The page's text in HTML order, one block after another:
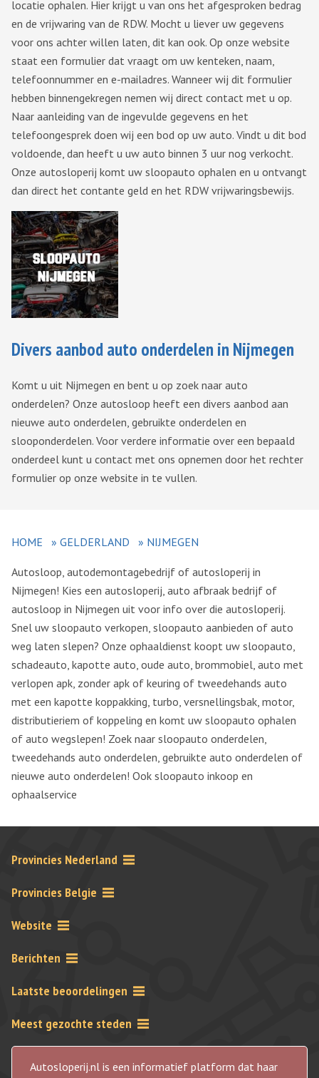
locatie ophalen. Hier krijgt u van ons het afgesproken bedrag
en de vrijwaring van de RDW. Mocht u liever uw gegevens
voor ons achter willen laten, dit kan ook. Op onze website
staat een formulier dat vraagt om uw kenteken, naam,
telefoonnummer en e-mailadres. Wanneer wij dit formulier
hebben binnengekregen nemen wij direct contact met u op.
Naar aanleiding van de ingevulde gegevens en het
telefoongesprek doen wij een bod op uw auto. Vindt u dit bod
voldoende, dan heeft u uw auto binnen 3 uur nog verkocht.
Onze autosloperij komt uw sloopauto ophalen en u ontvangt
dan direct het contante geld en het RDW vrijwaringsbewijs.
Divers aanbod auto onderdelen in Nijmegen
Komt u uit Nijmegen en bent u op zoek naar auto
onderdelen? Onze autosloop heeft een divers aanbod aan
nieuwe auto onderdelen, gebruikte onderdelen en
slooponderdelen. Voor verdere informatie over een bepaald
onderdeel kunt u contact met ons opnemen door het rechter
formulier op onze website in te vullen.
HOME » GELDERLAND » NIJMEGEN
Autosloop, autodemontagebedrijf of autosloperij in
Nijmegen! Kies een autosloperij, auto afbraak bedrijf of
autosloop in Nijmegen uit voor info over die autosloperij.
Snel uw sloopauto verkopen, sloopauto aanbieden of auto
weg laten slepen? Onze ophaaldienst koopt uw sloopauto,
schadeauto, kapotte auto, oude auto, brommobiel, auto met
verlopen apk, zonder apk of keuring of tweedehands auto
met een kapotte koppakking, turbo, versnellingsbak, motor,
distributieriem of koppeling en komt uw sloopauto ophalen
of auto wegslepen! Zoek naar sloopauto onderdelen,
tweedehands auto onderdelen, gebruikte auto onderdelen of
nieuwe auto onderdelen! Ook sloopauto inkoop en
ophaalservice
Provincies Nederland
Provincies Belgie
Website
Berichten
Laatste beoordelingen
Meest gezochte steden
Autosloperij.nl is een informatief platform dat haar